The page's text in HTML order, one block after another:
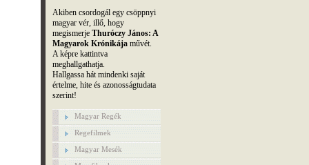
Akiben csordogál egy csöppnyi
magyar vér, illő, hogy
megismerje Thuróczy János: A
Magyarok Krónikájaművét.
A képre kattintva
meghallgathatja.
Hallgassa hát mindenki saját
értelme, hite és azonosságtudata
szerint!
Magyar Regék
Regefilmek
Magyar Mesék